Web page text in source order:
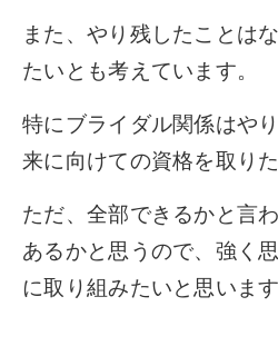
また、やり残したことは
たいとも考えています。
特にブライダル関係はや
来に向けての資格を取りた
ただ、全部できるかと言
あるかと思うので、強く
に取り組みたいと思います